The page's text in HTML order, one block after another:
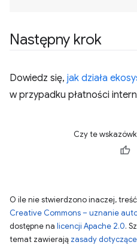
Następny krok
Dowiedz się, jak działa
w przypadku płatności
Czy te
O ile nie stwierdzono inaczej,
Creative Commons – uznanie
dostępne na licencji Apache 2.0.
temat zawierają zasady